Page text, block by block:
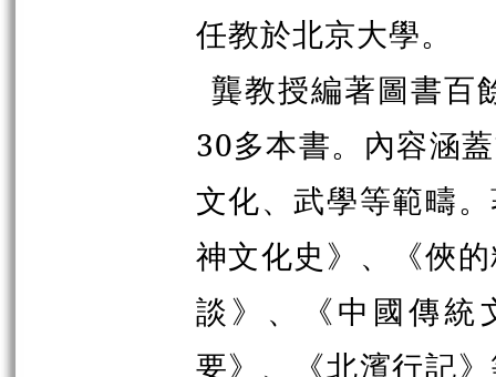
任教於北京大學。
龔教授編著圖書百
30多本書。內容涵
文化、武學等範疇
神文化史》、《俠
談》、《中國傳統
要》、《北濱行記